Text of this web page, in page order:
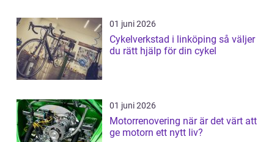
01 juni 2026
Cykelverkstad i linköping så väljer
du rätt hjälp för din cykel
01 juni 2026
Motorrenovering när är det värt att
ge motorn ett nytt liv?